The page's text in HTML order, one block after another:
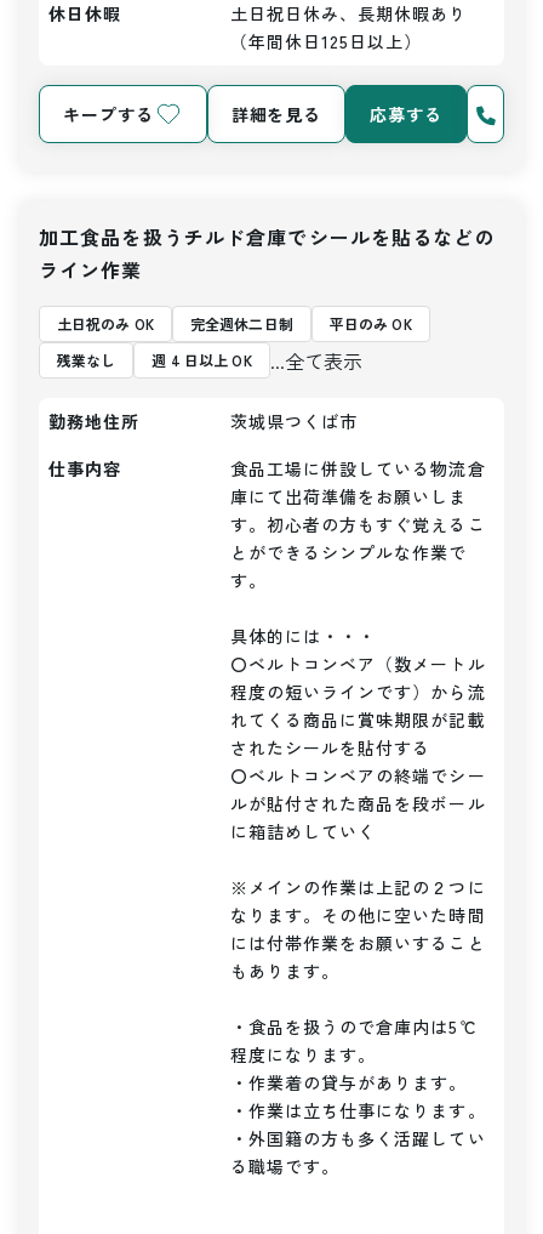
休日休暇
土日祝日休み、長期休暇あり
（年間休日125日以上）
キープする 詳細を見る 応募する
加工食品を扱うチルド倉庫でシールを貼るなどの
ライン作業
土日祝のみ OK 完全週休二日制
平日のみ OK
残業なし
週 4 日以上 OK ...全て表示
勤務地住所
茨城県つくば市
仕事内容
食品工場に併設している物流倉
庫にて出荷準備をお願いしま
す。初心者の方もすぐ覚えるこ
とができるシンプルな作業で
す。
具体的には・・・
〇ベルトコンベア（数メートル
程度の短いラインです）から流
れてくる商品に賞味期限が記載
されたシールを貼付する
〇ベルトコンベアの終端でシー
ルが貼付された商品を段ボール
に箱詰めしていく
※メインの作業は上記の２つに
なります。その他に空いた時間
には付帯作業をお願いすること
もあります。
・食品を扱うので倉庫内は5℃
程度になります。
・作業着の貸与があります。
・作業は立ち仕事になります。
・外国籍の方も多く活躍してい
る職場です。